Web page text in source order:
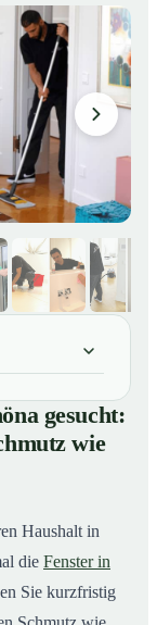
Staub, Fett
in
gesucht:
wie
Haushalt in
die Fenster in
Sie kurzfristig